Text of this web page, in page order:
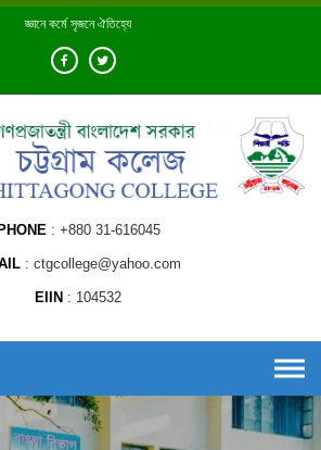
জ্ঞানে কর্মে সৃজনে ঐতিহ্যে
PHONE +880 31-616045
ctgcollege@yahoo.com
EIIN 104532